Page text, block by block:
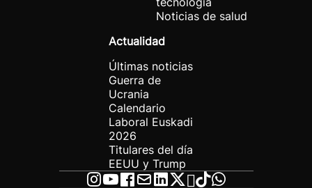
Noticias de salud
Actualidad
Últimas noticias
Guerra de
Ucrania
Calendario
Laboral Euskadi
2026
Titulares del día
EEUU y Trump